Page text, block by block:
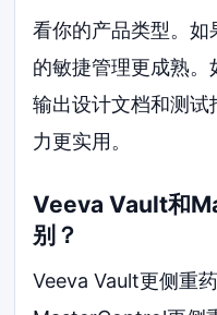
看你的产品类型。
的敏捷管理更成熟
输出设计文档和测
力更实用。
Veeva Vault和
别？
Veeva Vault更侧重